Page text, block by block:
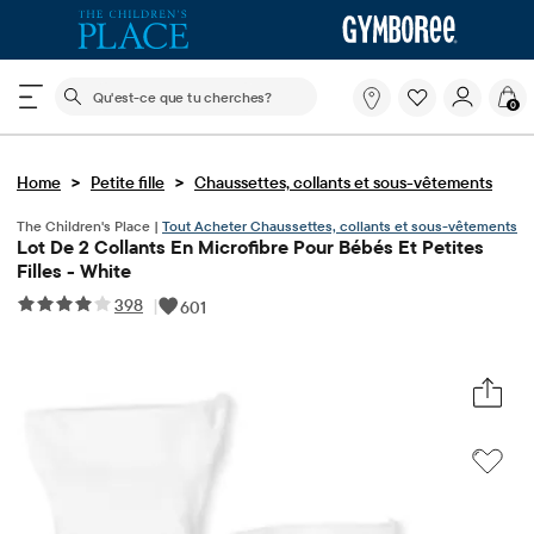
Le champ de recherche ci-dessous filtre les
Qu'est-
que
cherches?
0
Home > Petite fille > Chaussettes, collants et sous-vêtements
The Children's Place | Tout Acheter Chaussettes, collants et sous-vêtements
Lot De 2 Collants En Microfibre Pour Bébés Et Petites
Filles - White
398 | 601